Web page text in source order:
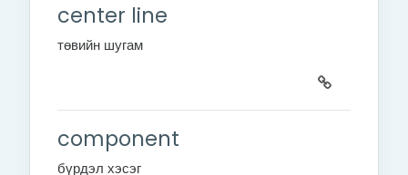
center line
төвийн шугам
component
бүрдэл хэсэг